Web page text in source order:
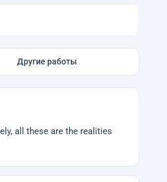
Другие работы
all these are the realities